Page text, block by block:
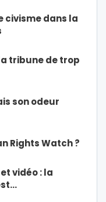
civisme dans la
tribune de trop
son odeur
Rights Watch ?
vidéo : la